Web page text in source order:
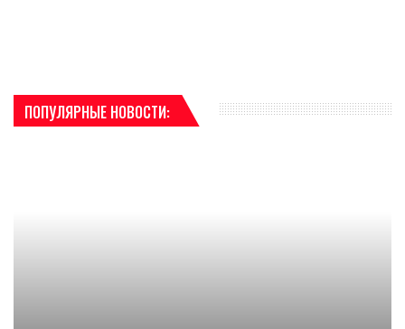
ПОПУЛЯРНЫЕ НОВОСТИ: